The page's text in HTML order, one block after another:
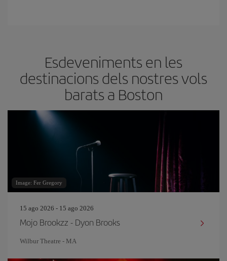
Esdeveniments en les
destinacions dels nostres vols
barats a Boston
Image: Fer Gregory
15 ago 2026 - 15 ago 2026
Mojo Brookzz - Dyon Brooks
Wilbur Theatre - MA